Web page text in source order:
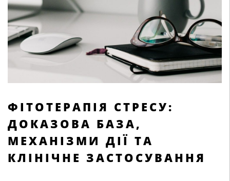
ФІТОТЕРАПІЯ СТРЕСУ:
ДОКАЗОВА БАЗА,
МЕХАНІЗМИ ДІЇ ТА
КЛІНІЧНЕ ЗАСТОСУВАННЯ